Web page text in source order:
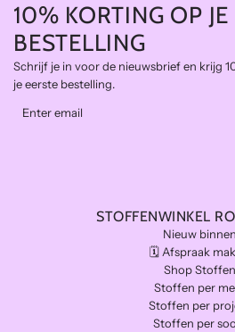
10% KORTING OP JE
BESTELLING
Schrijf je in voor de nieuwsbrief en krijg
je eerste bestelling.
STOFFENWINKEL
Nieuw binnen
🗓️ Afspraak
Shop Stoffen
Stoffen per
Stoffen per
Stoffen per